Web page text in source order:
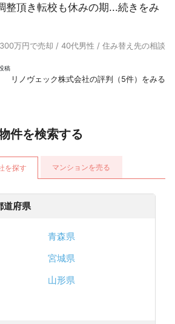
整頂き転校も休みの期...続きをみ
万円で売却 / 40代男性 / 住み替え先の相談
稿
リノヴェック株式会社の評判（5件）をみる
件を検索する
を探す マンションを売る
道府県
青森県
宮城県
山形県